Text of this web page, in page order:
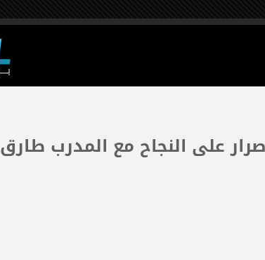
على النجاح مع المدرب طارق